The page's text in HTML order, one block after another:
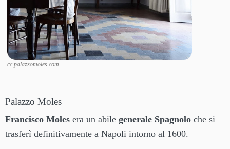
cc palazzomoles.com
Palazzo Moles
Francisco Moles era un abile generale Spagnolo che si
trasferì definitivamente a Napoli intorno al 1600.